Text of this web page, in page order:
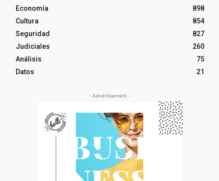
Economía
898
Cultura
854
Seguridad
827
Judiciales
260
Análisis
75
Datos
21
- Advertisement -